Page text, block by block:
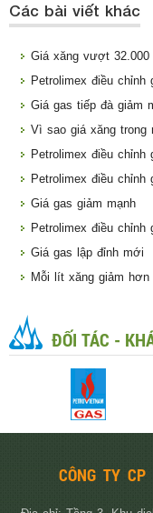
Các bài viết khác
Giá xăng vượt
Petrolimex điều
Giá gas tiếp đà giảm
Vì sao giá xăng trong
Petrolimex điều
Petrolimex điều
Giá gas giảm mạnh
Petrolimex điều
Giá gas lập đỉnh mới
Mỗi lít xăng giảm hơn
ĐỐI TÁC -
CÔNG TY